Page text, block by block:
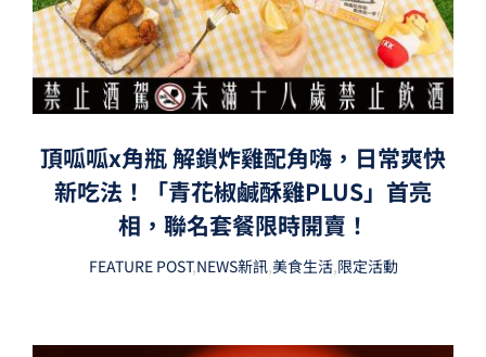
頂呱呱x角瓶 解鎖炸雞配角嗨，日常爽快
新吃法！「青花椒鹹酥雞PLUS」首亮
相，聯名套餐限時開賣！
FEATURE POST,NEWS新訊,美食生活,限定活動